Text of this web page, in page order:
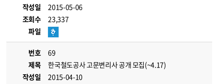
작성일
2015-05-06
조회수
23,337
파일
번호
69
제목
한국철도공사 고문변리사 공개 모집(~4.17)
작성일
2015-04-10